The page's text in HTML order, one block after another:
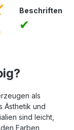
Beschriften
✔
als
Ästhetik und
sind leicht,
Farben